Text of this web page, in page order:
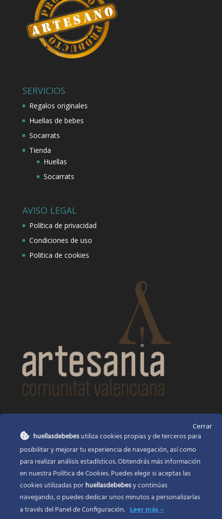
SERVICIOS
Regalos originales
Huellas de bebes
Socarrats
Tienda
Huellas
Socarrats
AVISO LEGAL
Política de privacidad
Condiciones de uso
Politica de cookies
Huellas de bebés
Santa Ana, 22Alcasser Valencia 46290
625 120 591
info@huellasdebebes.com
Cerrar
huellasdebebesutiliza cookies propias y de terceros para
posibilitar y mejorar tu experiencia de navegación, así como
para realizar análisis estadísticos. Obtendrás más información
en nuestra Política de Cookies. Puedes elegir si aceptas las
cookies utilizadas porhuellasdebebesy continúas
navegando, o puedes dedicar unos minutos a personalizarlas
a través delPanel de Configuración. Leer más